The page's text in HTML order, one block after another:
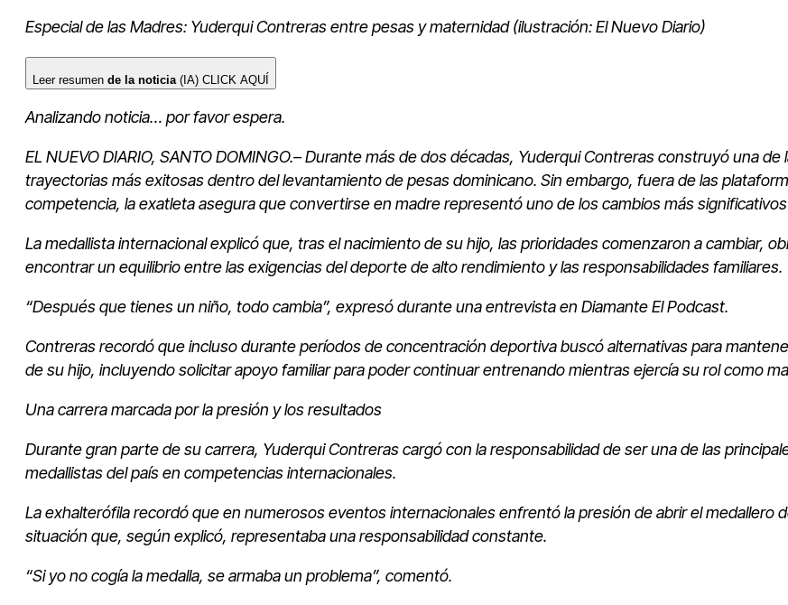
Especial de las Madres: Yuderqui Contreras entre pesas y maternidad (ilustración: El Nuevo Diario)
Leer resumen de la noticia(IA) CLICK AQUÍ
Analizando noticia… por favor espera.
EL NUEVO DIARIO, SANTO DOMINGO.– Durante más de dos décadas, Yuderqui Contreras construyó una de
trayectorias más exitosas dentro del levantamiento de pesas dominicano. Sin embargo, fuera de las
competencia, la exatleta asegura que convertirse en madre representó uno de los cambios más
La medallista internacional explicó que, tras el nacimiento de su hijo, las prioridades comenzaron a cambiar,
encontrar un equilibrio entre las exigencias del deporte de alto rendimiento y las responsabilidades familiares.
“Después que tienes un niño, todo cambia”, expresó durante una entrevista en Diamante El Podcast.
Contreras recordó que incluso durante períodos de concentración deportiva buscó alternativas para
de su hijo, incluyendo solicitar apoyo familiar para poder continuar entrenando mientras ejercía su rol como
Una carrera marcada por la presión y los resultados
Durante gran parte de su carrera, Yuderqui Contreras cargó con la responsabilidad de ser una de las
medallistas del país en competencias internacionales.
La exhalterófila recordó que en numerosos eventos internacionales enfrentó la presión de abrir el medallero
situación que, según explicó, representaba una responsabilidad constante.
“Si yo no cogía la medalla, se armaba un problema”, comentó.